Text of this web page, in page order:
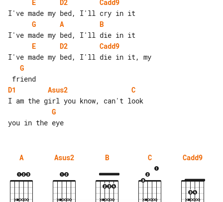
E D2
Cadd9
G
A
B
E
D2
Cadd9
G
D1
Asus2
C
G
A Asus2 B C Cadd9